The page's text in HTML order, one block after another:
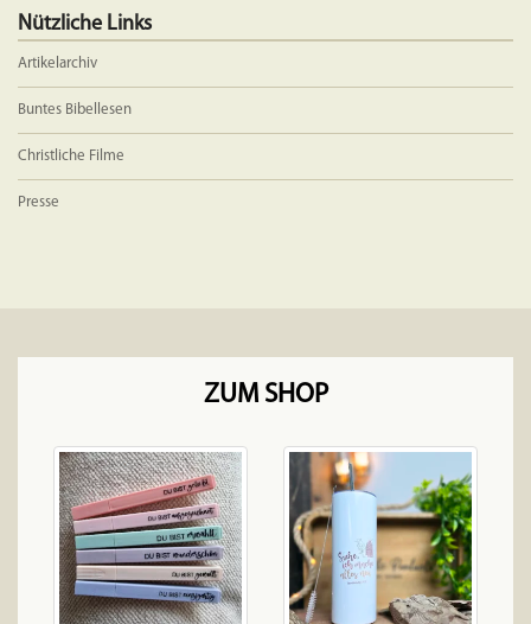
Nützliche Links
Artikelarchiv
Buntes Bibellesen
Christliche Filme
Presse
ZUM SHOP